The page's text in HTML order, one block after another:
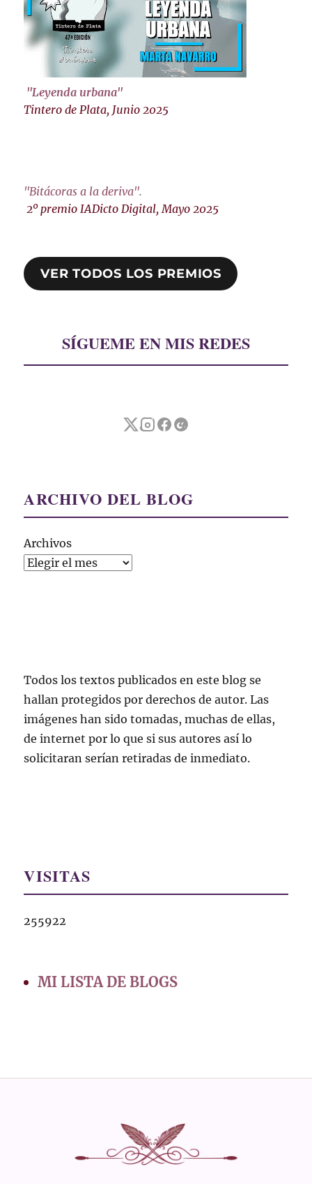
"Leyenda urbana"
Tintero de Plata, Junio 2025
"Bitácoras a la deriva".
2º premio IADicto Digital, Mayo 2025
VER TODOS LOS PREMIOS
SÍGUEME EN MIS REDES
ARCHIVO DEL BLOG
Archivos
Todos los textos publicados en este blog se
hallan protegidos por derechos de autor. Las
imágenes han sido tomadas, muchas de ellas,
de internet por lo que si sus autores así lo
solicitaran serían retiradas de inmediato.
VISITAS
255922
MI LISTA DE BLOGS